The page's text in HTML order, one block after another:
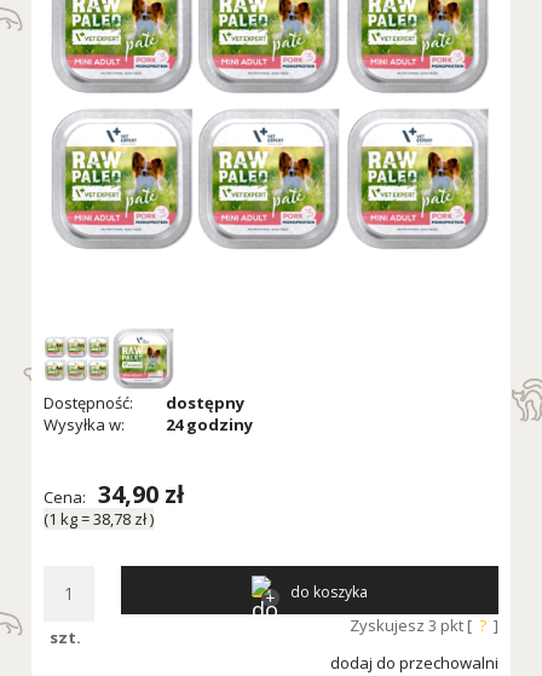
Dostępność:
dostępny
Wysyłka w:
24 godziny
Cena: 34,90 zł
(1 kg=38,78 zł)
szt.
do koszyka
Zyskujesz 3 pkt [ ? ]
dodaj do przechowalni